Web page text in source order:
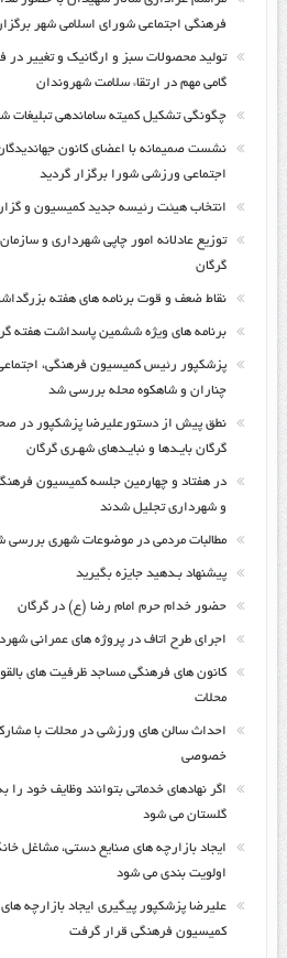
فرهنگی اجتماعی شورای اسلامی شهر
تولید محصولات سبز و ارگانیک و تغییر
گامی مهم در ارتقاء سلامت شهروندان
چگونگی تشکیل کمیته ساماندهی تبلیغات
نشست صمیمانه با اعضای کانون
اجتماعی ورزشی شورا برگزار گردید
انتخاب هیئت رئیسه جدید کمیسیون و
توزیع عادلانه امور چاپی شهرداری و
گرگان
نقاط ضعف و قوت برنامه های هفته
برنامه های ویژه ششمین پاسداشت هفته
پزشکپور رئیس کمیسیون فرهنگی،
چناران و شاهکوه محله بررسی شد
نطق پیش از دستورعلیرضا پزشکپور در
گرگان بایـدها و نبایـدهای شهـری گرگان
در هفتاد و چهارمین جلسه کمیسیون
و شهرداری تجلیل شدند
مطالبات مردمی در موضوعات شهری بررسی
پیشنهاد بـدهید جایزه بگیرید
حضور خدام حرم امام رضا (ع) در گرگان
اجرای طرح اتاف در پروژه های عمرانی
کانون های فرهنگی مساجد ظرفیت های
محلات
احداث سالن های ورزشی در محلات با
خصوصی
اگر نهادهای خدماتی بتوانند وظایف خود را
گلستان می شود
ایجاد بازارچه های صنایع دستی، مشاغل
اولویت بندی می شود
علیرضا پزشکپور پیگیری ایجاد بازارچه
کمیسیون فرهنگی قرار گرفت